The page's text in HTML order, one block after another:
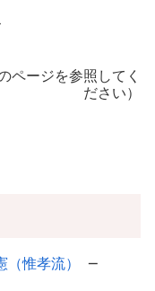
ページを参照してく
ださい）
（惟孝流） ─